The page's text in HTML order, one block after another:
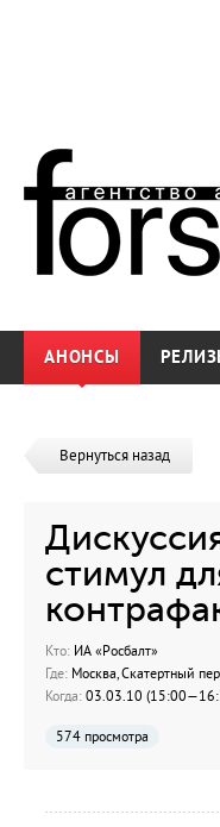
АНОНСЫ
Вернуться назад
стимул
Кто: ИА «Росбалт»
Где: Москва, Скатертный
Когда: 03.03.10
574 просмотра